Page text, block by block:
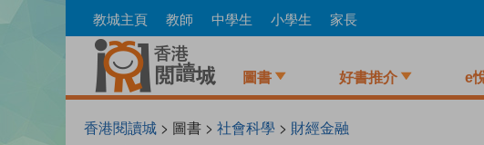
to
教城主頁 教師 中學生 小學生 家長
圖書 好書推介 e
香港閱讀城 > 圖書 > 社會科學 > 財經金融